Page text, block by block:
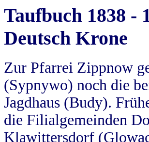
Taufbuch 1838 -
Deutsch Krone
Zur Pfarrei Zippnow
(Sypnywo) noch die
Jagdhaus (Budy).
die Filialgemeinden
Klawittersdorf